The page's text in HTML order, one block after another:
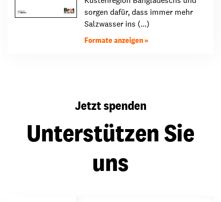
sorgen dafür, dass immer mehr
Salzwasser ins (...)
Formate anzeigen
Jetzt spenden
Unterstützen Sie
uns